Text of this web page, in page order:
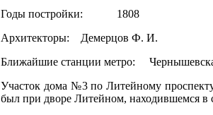
Годы постройки: 1808
Архитекторы: Демерцов Ф. И.
Ближайшие станции метро:
Участок дома №3 по Литейному
был при дворе Литейном, находившемся в